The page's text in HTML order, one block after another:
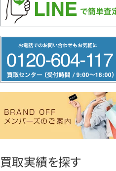
リ
ー
ヤ
買取実績を探す